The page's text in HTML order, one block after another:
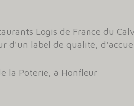
Logis de France du
d'un label de qualité,
la Poterie, à Honfleur